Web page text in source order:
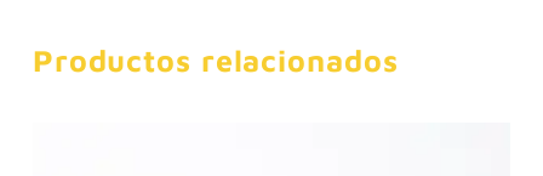
Productos relacionados